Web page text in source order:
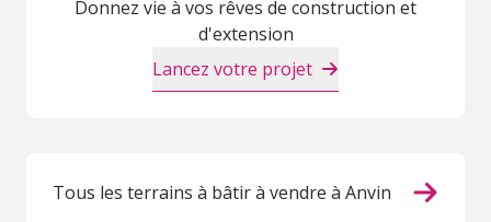
Donnez vie à vos rêves de construction et
d'extension
Lancez votre projet
Tous les terrains à bâtir à vendre à Anvin